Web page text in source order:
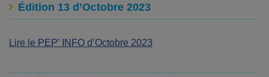
Édition 13 d’Octobre 2023
Lire le PEP’ INFO d’Octobre 2023